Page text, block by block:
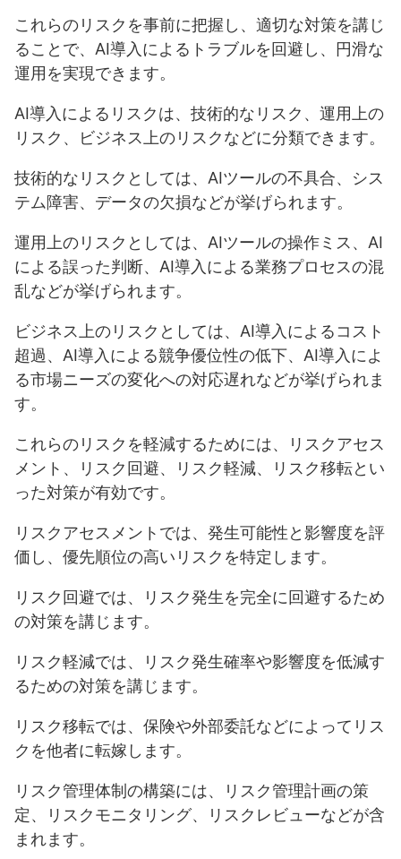
これらのリスクを事前に把握し、適切な対策を講じ
ることで、AI導入によるトラブルを回避し、円滑な
運用を実現できます。
AI導入によるリスクは、技術的なリスク、運用上の
リスク、ビジネス上のリスクなどに分類できます。
技術的なリスクとしては、AIツールの不具合、シス
テム障害、データの欠損などが挙げられます。
運用上のリスクとしては、AIツールの操作ミス、AI
による誤った判断、AI導入による業務プロセスの混
乱などが挙げられます。
ビジネス上のリスクとしては、AI導入によるコスト
超過、AI導入による競争優位性の低下、AI導入によ
る市場ニーズの変化への対応遅れなどが挙げられま
す。
これらのリスクを軽減するためには、リスクアセス
メント、リスク回避、リスク軽減、リスク移転とい
った対策が有効です。
リスクアセスメントでは、発生可能性と影響度を評
価し、優先順位の高いリスクを特定します。
リスク回避では、リスク発生を完全に回避するため
の対策を講じます。
リスク軽減では、リスク発生確率や影響度を低減す
るための対策を講じます。
リスク移転では、保険や外部委託などによってリス
クを他者に転嫁します。
リスク管理体制の構築には、リスク管理計画の策
定、リスクモニタリング、リスクレビューなどが含
まれます。